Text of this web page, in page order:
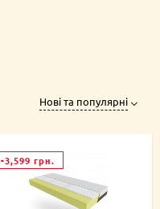
Нові та популярні
-3,599 грн.